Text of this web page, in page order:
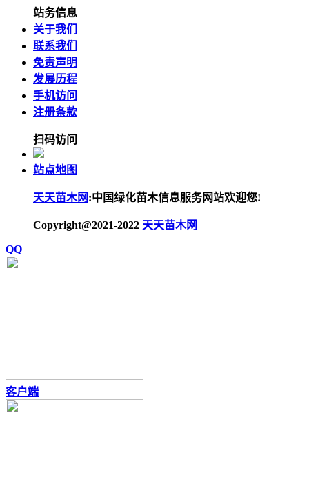
站务信息
关于我们
联系我们
免责声明
发展历程
手机访问
注册条款
扫码访问
站点地图
天天苗木网:中国绿化苗木信息服务网站欢迎您!
Copyright@2021-2022 天天苗木网
QQ
客户端